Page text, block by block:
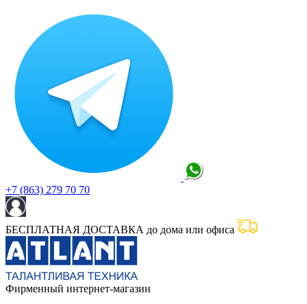
+7 (863) 279 70 70
БЕСПЛАТНАЯ ДОСТАВКА до дома или офиса
Фирменный интернет-магазин